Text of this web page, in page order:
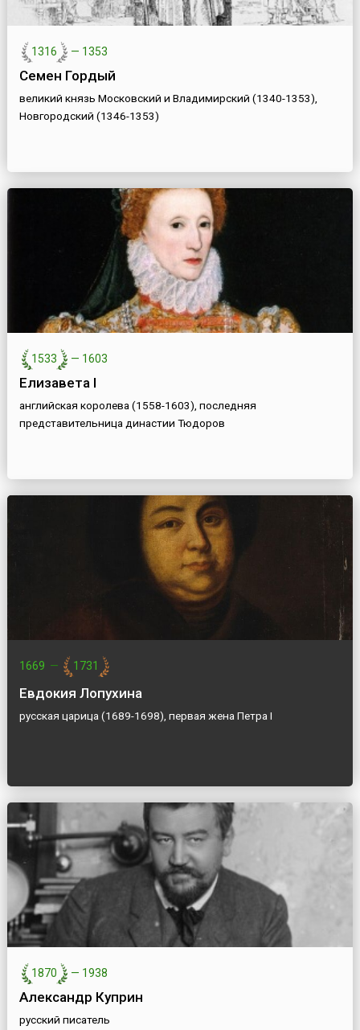
1316 — 1353
Семен Гордый
великий князь Московский и Владимирский (1340-1353),
Новгородский (1346-1353)
1533 — 1603
Елизавета I
английская королева (1558-1603), последняя
представительница династии Тюдоров
1669 — 1731
Евдокия Лопухина
русская царица (1689-1698), первая жена Петра I
1870 — 1938
Александр Куприн
русский писатель